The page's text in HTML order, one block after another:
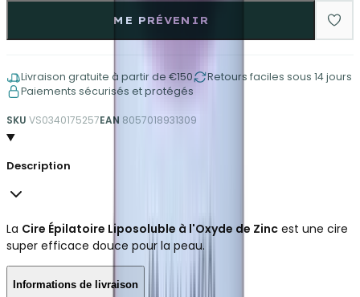
ME PRÉVENIR
Livraison gratuite à partir de €150
Retours faciles sous 14 jours
Paiements sécurisés et protégés
SKU VS0340175257EAN 8057018931309
Description
La Cire Épilatoire Liposoluble à l'Oxyde de Zinc est une cire
super efficace douce pour la peau.
Informations de livraison